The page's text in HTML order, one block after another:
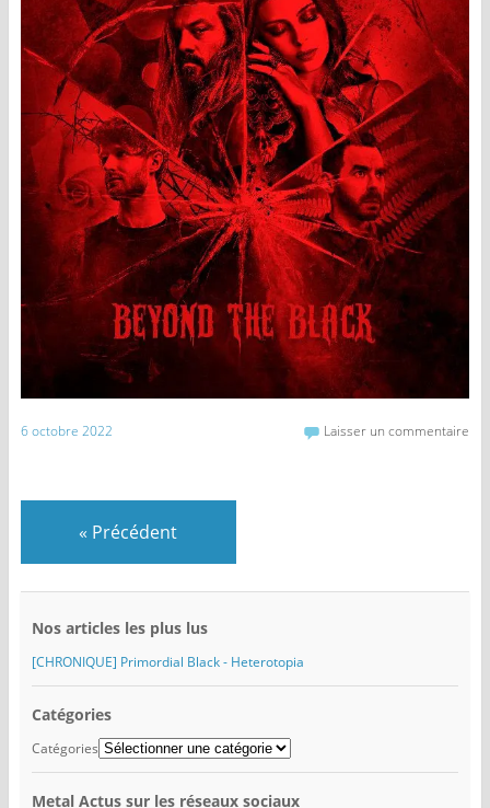
6 octobre 2022 Laisser un commentaire
« Précédent
Nos articles les plus lus
[CHRONIQUE] Primordial Black - Heterotopia
Catégories
Catégories
Metal Actus sur les réseaux sociaux